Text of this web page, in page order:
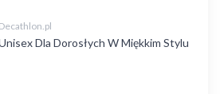
Dla Dorosłych W Miękkim Stylu